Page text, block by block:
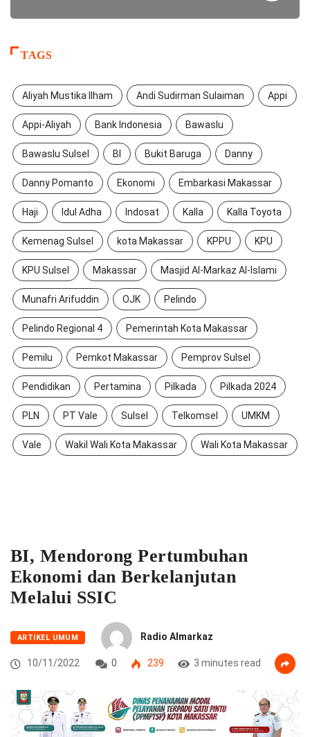
TAGS
Aliyah Mustika Ilham Andi Sudirman Sulaiman Appi
Appi-Aliyah Bank Indonesia Bawaslu
Bawaslu Sulsel BI Bukit Baruga Danny
Danny Pomanto Ekonomi Embarkasi Makassar
Haji Idul Adha Indosat Kalla Kalla Toyota
Kemenag Sulsel kota Makassar KPPU KPU
KPU Sulsel Makassar Masjid Al-Markaz Al-Islami
Munafri Arifuddin OJK Pelindo
Pelindo Regional 4 Pemerintah Kota Makassar
Pemilu Pemkot Makassar Pemprov Sulsel
Pendidikan Pertamina Pilkada Pilkada 2024
PLN PT Vale Sulsel Telkomsel UMKM
Vale Wakil Wali Kota Makassar Wali Kota Makassar
BI, Mendorong Pertumbuhan
Ekonomi dan Berkelanjutan
Melalui SSIC
ARTIKEL UMUM Radio Almarkaz
10/11/2022 0 239 3 minutes read